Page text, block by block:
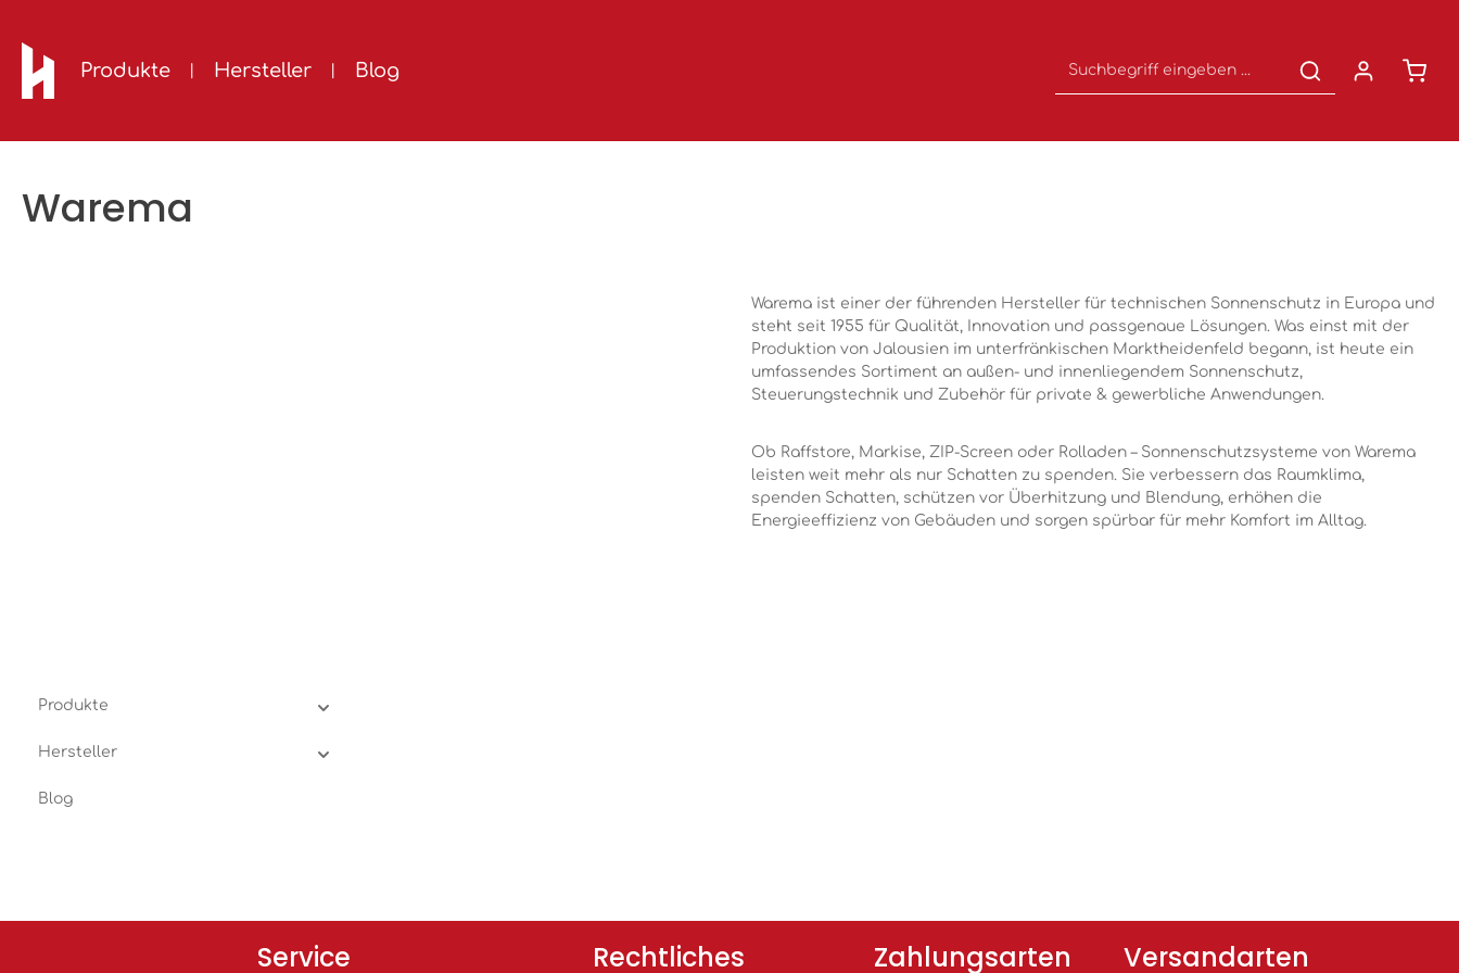
Produkte Hersteller Blog
Warema
Warema ist einer der führenden Hersteller für technischen Sonnenschutz in Europa und
steht seit 1955 für Qualität, Innovation und passgenaue Lösungen. Was einst mit der
Produktion von Jalousien im unterfränkischen Marktheidenfeld begann, ist heute ein
umfassendes Sortiment an außen- und innenliegendem Sonnenschutz,
Steuerungstechnik und Zubehör für private & gewerbliche Anwendungen.
Ob Raffstore, Markise, ZIP-Screen oder Rolladen – Sonnenschutzsysteme von Warema
leisten weit mehr als nur Schatten zu spenden. Sie verbessern das Raumklima,
spenden Schatten, schützen vor Überhitzung und Blendung, erhöhen die
Energieeffizienz von Gebäuden und sorgen spürbar für mehr Komfort im Alltag.
Produkte
Hersteller
Blog
Service Rechtliches Zahlungsarten Versandarten